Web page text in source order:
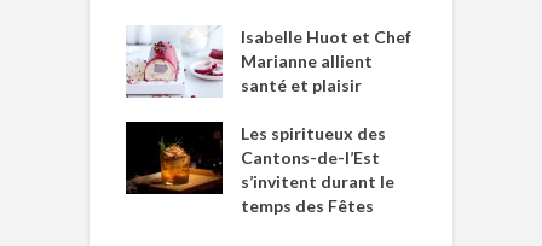
Isabelle Huot et Chef
Marianne allient
santé et plaisir
Les spiritueux des
Cantons-de-l’Est
s’invitent durant le
temps des Fêtes